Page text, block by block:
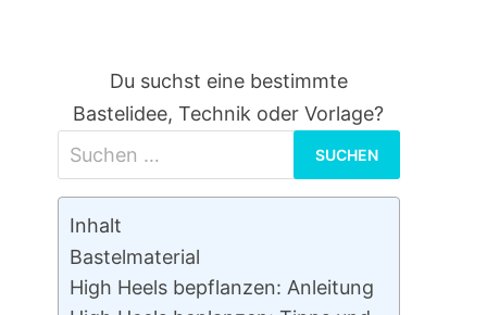
Du suchst eine bestimmte
Bastelidee, Technik oder Vorlage?
nach:
Inhalt
Bastelmaterial
High Heels bepflanzen: Anleitung